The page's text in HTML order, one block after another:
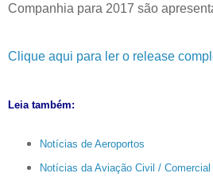
Companhia para 2017 são
Clique aqui para ler o release
Leia também:
Notícias de Aeroportos
Notícias da Aviação Civil / Comercial